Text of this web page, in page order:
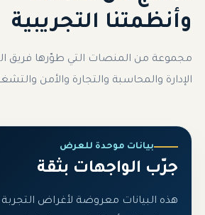
وأنظمتنا التجريبية
مجموعة من المنصات التي طوّرها فريق
الإدارة والمحاسبة والتجارة والأمن
بيانات موحدة للعرض
جرّب الواجهات بثقة
هذه البيانات معروضة لأغراض